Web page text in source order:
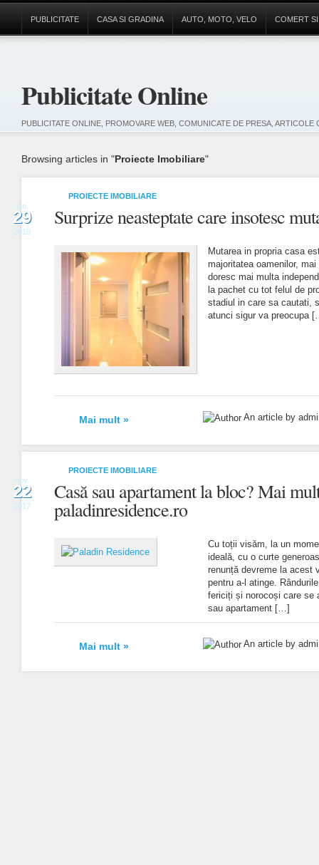
Publicitate Online
PUBLICITATE ONLINE, PROMOVARE WEB, COMUNICATE DE PRESA,
PUBLICITATE CASA SI GRADINA AUTO, MOTO, VELO COMERT
Browsing articles in "Proiecte Imobiliare"
ian.
29
2019
PROIECTE IMOBILIARE
Surprize neasteptate care insotesc
Mutarea in propria casa
majoritatea oamenilor,
doresc mai multa
la pachet cu tot felul de
stadiul in care sa cautati,
atunci sigur va preocupa
Mai mult » An article by
nov.
22
2017
PROIECTE IMOBILIARE
Casă sau apartament la bloc? Mai
paladinresidence.ro
Cu toții visăm, la un
ideală, cu o curte
renunță devreme la acest
pentru a-l atinge.
fericiți și norocoși care se
sau apartament […]
Mai mult » An article by